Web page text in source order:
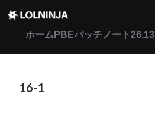
ホーム PBEパッチノート26.13
16-1